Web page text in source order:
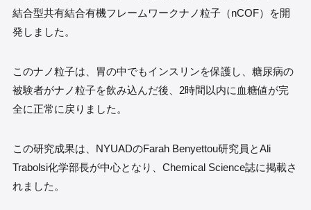
結合型共有結合有機フレームワークナノ粒子（nCOF）を開
発しました。
このナノ粒子は、胃の中でもインスリンを保護し、糖尿病の
被験者がナノ粒子を飲み込んだ後、2時間以内に血糖値が完
全に正常に戻りました。
この研究成果は、NYUADのFarah Benyettou研究員とAli
Trabolsi化学部長が中心となり、Chemical Science誌に掲載さ
れました。